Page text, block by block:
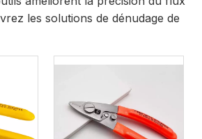
les solutions de dénudage de